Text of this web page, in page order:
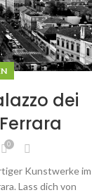
dei
0
Kunstwerke im
Lass dich von